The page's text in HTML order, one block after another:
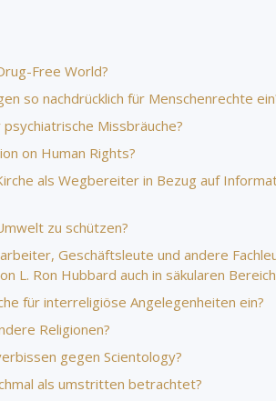
Free World?
so nachdrücklich für Menschenrechte
Missbräuche?
on Human Rights?
als Wegbereiter in Bezug auf
zu schützen?
Geschäftsleute und andere
L. Ron Hubbard auch in säkularen
für interreligiöse Angelegenheiten ein?
Religionen?
gegen Scientology?
als umstritten betrachtet?